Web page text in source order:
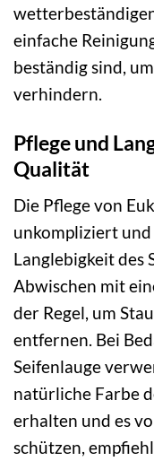
einfache
beständig sind,
verhindern.
Pflege und
Qualität
Die Pflege von
unkompliziert
Langlebigkeit des
Abwischen mit
der Regel, um
entfernen. Bei
Seifenlauge
natürliche Farbe
erhalten und es
schützen,